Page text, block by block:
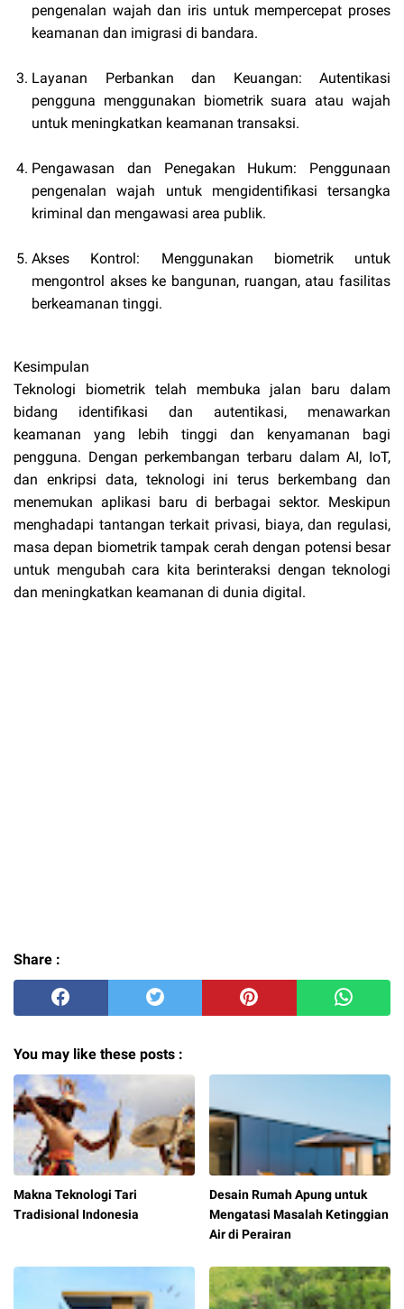
pengenalan wajah dan iris untuk mempercepat proses
keamanan dan imigrasi di bandara.
Layanan Perbankan dan Keuangan: Autentikasi
pengguna menggunakan biometrik suara atau wajah
untuk meningkatkan keamanan transaksi.
Pengawasan dan Penegakan Hukum: Penggunaan
pengenalan wajah untuk mengidentifikasi tersangka
kriminal dan mengawasi area publik.
Akses Kontrol: Menggunakan biometrik untuk
mengontrol akses ke bangunan, ruangan, atau fasilitas
berkeamanan tinggi.
Kesimpulan
Teknologi biometrik telah membuka jalan baru dalam
bidang identifikasi dan autentikasi, menawarkan
keamanan yang lebih tinggi dan kenyamanan bagi
pengguna. Dengan perkembangan terbaru dalam AI, IoT,
dan enkripsi data, teknologi ini terus berkembang dan
menemukan aplikasi baru di berbagai sektor. Meskipun
menghadapi tantangan terkait privasi, biaya, dan regulasi,
masa depan biometrik tampak cerah dengan potensi besar
untuk mengubah cara kita berinteraksi dengan teknologi
dan meningkatkan keamanan di dunia digital.
Share :
You may like these posts :
Makna Teknologi Tari
Tradisional Indonesia
Desain Rumah Apung untuk
Mengatasi Masalah Ketinggian
Air di Perairan